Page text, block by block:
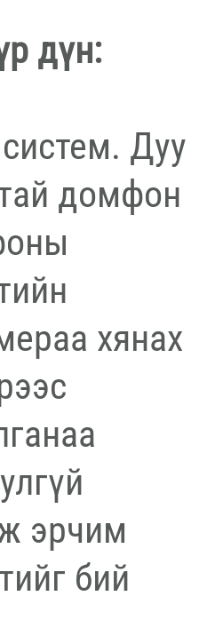
дүн:
Дуу
домфон
хянах
эрчим
бий